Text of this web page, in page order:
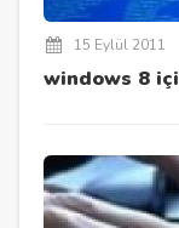
15 Eylül 2011
windows 8